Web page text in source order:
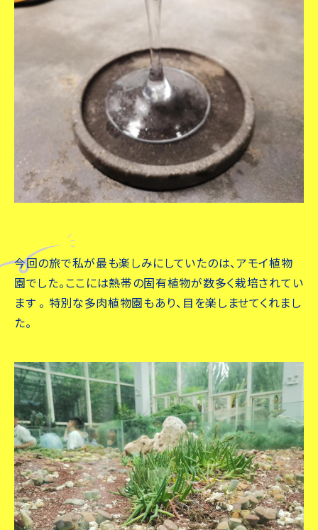
今回の旅で私が最も楽しみにしていたのは、アモイ植物
園でした。ここには熱帯の固有植物が数多く栽培されてい
ます 。 特別な多肉植物園もあり、目を楽しませてくれまし
た。